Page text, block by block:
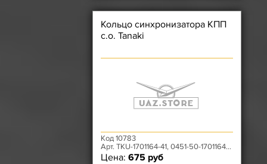
Кольцо синхронизатора КПП
с.о. Tanaki
Код 10783
Арт. TKU-1701164-41, 0451-50-1701164-00
Цена: 675 руб